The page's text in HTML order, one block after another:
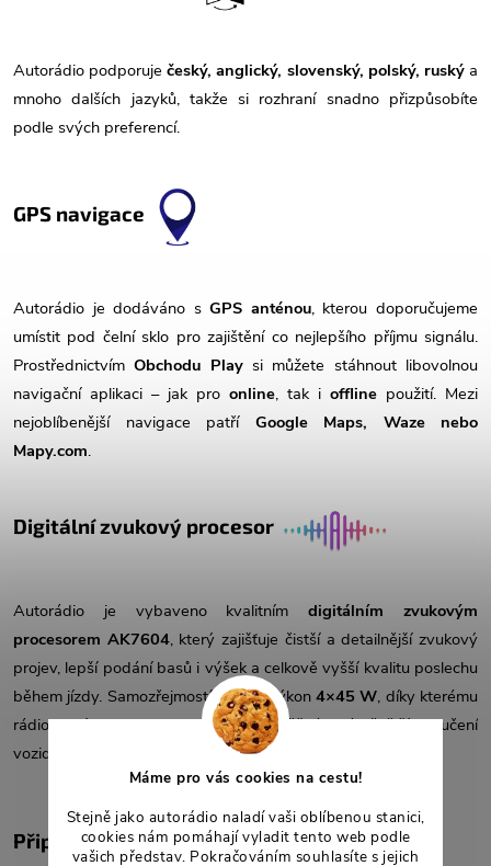
Máme pro vás cookies na cestu!
Stejně jako autorádio naladí vaši oblíbenou stanici,
cookies nám pomáhají vyladit tento web podle
vašich představ. Pokračováním souhlasíte s jejich
Autorádio podporuje český, anglický, slovenský, polský, ruský a
mnoho dalších jazyků, takže si rozhraní snadno přizpůsobíte
podle svých preferencí.
GPS navigace
Autorádio je dodáváno s GPS anténou, kterou doporučujeme
umístit pod čelní sklo pro zajištění co nejlepšího příjmu signálu.
Prostřednictvím Obchodu Play si můžete stáhnout libovolnou
navigační aplikaci – jak pro online, tak i offline použití. Mezi
nejoblíbenější navigace patří
Google Maps, Waze nebo
Mapy.com.
Digitální zvukový procesor
Autorádio je vybaveno kvalitnímdigitálním zvukovým
procesorem AK7604, který zajišťuje čistší a detailnější zvukový
projev, lepší podání basů i výšek a celkově vyšší kvalitu poslechu
během jízdy. Samozřejmostí je také výkon 4×45 W, díky kterému
rádio nabídne dostatek výkonu pro běžné i náročnější ozvučení
vozidla.
Připojení k internetu